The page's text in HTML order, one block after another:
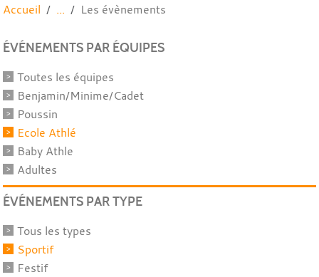
Accueil Les évènements
ÉVÉNEMENTS PAR ÉQUIPES
Toutes les équipes
Benjamin/Minime/Cadet
Poussin
Ecole Athlé
Baby Athle
Adultes
ÉVÉNEMENTS PAR TYPE
Tous les types
Sportif
Festif